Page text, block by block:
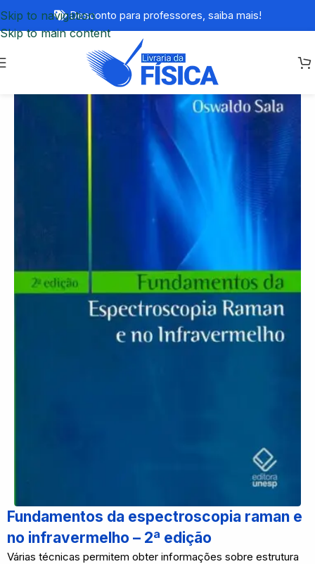
Skip to navigation
Skip to main content
Desconto para professores, saiba mais!
Fundamentos da espectroscopia raman e
no infravermelho – 2ª edição
Várias técnicas permitem obter informações sobre estrutura